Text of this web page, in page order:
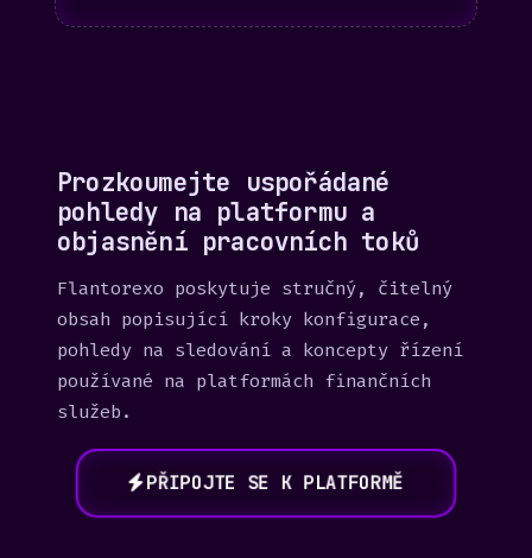
Prozkoumejte uspořádané
pohledy na platformu a
objasnění pracovních toků
Flantorexo poskytuje stručný, čitelný
obsah popisující kroky konfigurace,
pohledy na sledování a koncepty řízení
používané na platformách finančních
služeb.
PŘIPOJTE SE K PLATFORMĚ